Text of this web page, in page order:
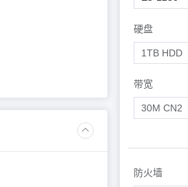
硬盘
带宽
防火墙